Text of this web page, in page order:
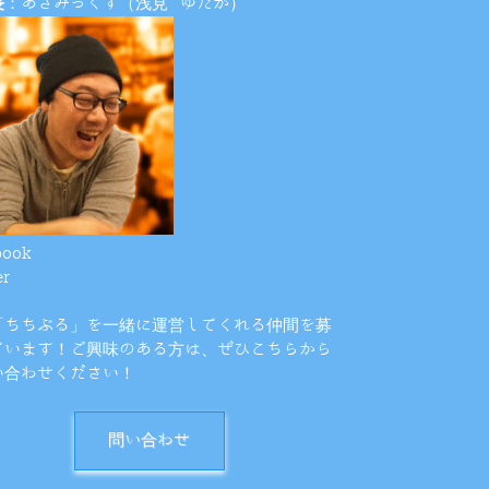
ちちぶる」を一緒に運営してくれる仲間を募
います！ご興味のある方は、ぜひこちらから
合わせください！
問い合わせ